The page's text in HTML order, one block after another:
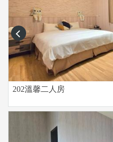
prev
202溫馨二人房